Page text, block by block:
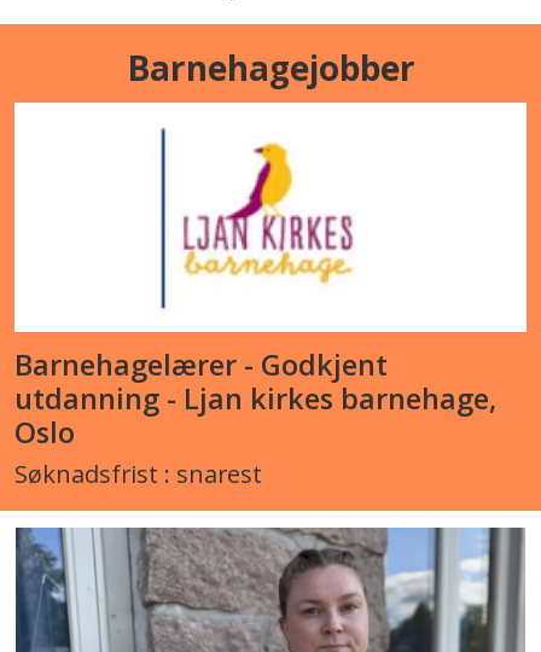
Barnehagejobber
Barnehagelærer - Godkjent
utdanning - Ljan kirkes barnehage,
Oslo
Søknadsfrist : snarest